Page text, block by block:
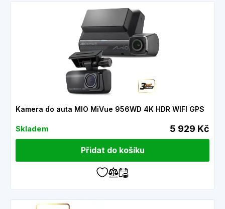
Kamera do auta MIO MiVue 956WD 4K HDR WIFI GPS
Skladem 5 929 Kč
Přidat do košíku